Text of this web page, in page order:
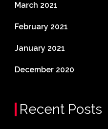
March 2021
February 2021
January 2021
December 2020
Recent Posts